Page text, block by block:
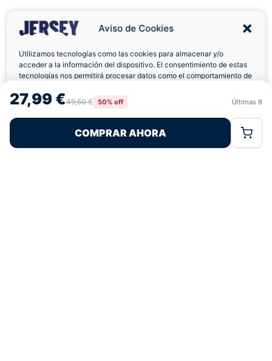
Aviso de Cookies
Utilizamos tecnologías como las cookies para almacenar y/o
acceder a la información del dispositivo. El consentimiento de estas
tecnologías nos permitirá procesar datos como el comportamiento de
retirar el consentimiento, puede afectar negativamente a ciertas
características y funciones.
Rechazar
Política de CookiesPolítica de Privacidad
27,99 €49,50 € 50% off Últimas 9
COMPRAR AHORA
Envíos a Domicilio Devolución 7 Días
Pagos 100% Seguros Ofertas Sin Límites